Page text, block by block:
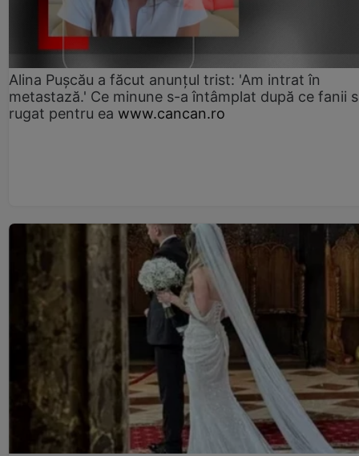
Alina Pușcău a făcut anunțul trist: 'Am intrat în
metastază.' Ce minune s-a întâmplat după ce fanii
rugat pentru ea www.cancan.ro